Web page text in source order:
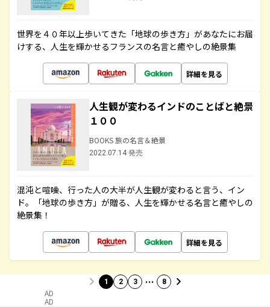
世界を４０年以上歩いてきた「地球の歩き方」があなたにお届
けする、人生を輝かせるフランスの名言と癒やしの絶景集
詳細を見る
人生観が変わるインドのことばと絶景
１００
BOOKS 旅の名言＆絶景
2022.07.14 発売
混沌と喧噪、行った人の大半が人生観が変わると言う、イン
ド。「地球の歩き方」が贈る、人生を輝かせる名言と癒やしの
絶景集！
詳細を見る
1 2 3 … 8
AD
AD